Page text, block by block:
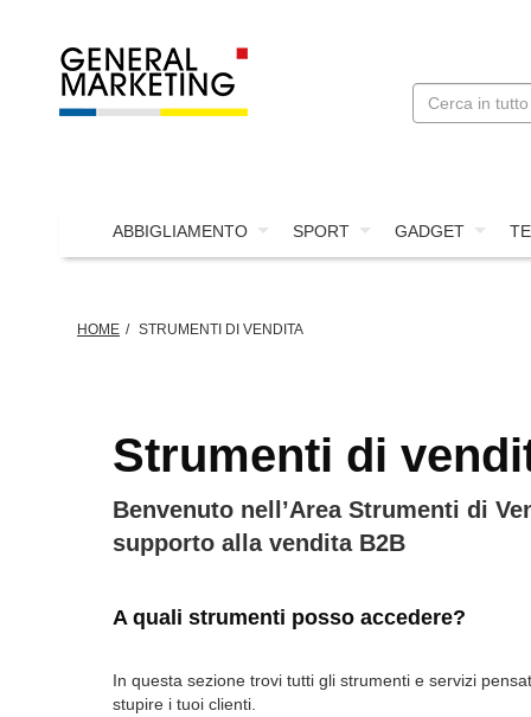
ABBIGLIAMENTO SPORT GADGET
HOME STRUMENTI DI VENDITA
Strumenti di
Benvenuto nell’Area Strumenti di
supporto alla vendita B2B
A quali strumenti posso accedere?
In questa sezione trovi tutti gli strumenti e servizi
stupire i tuoi clienti.